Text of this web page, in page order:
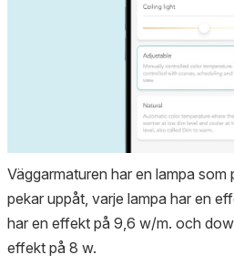
Väggarmaturen har en lampa
pekar uppåt, varje lampa har en
har en effekt på 9,6 w/m. och
effekt på 8 w.